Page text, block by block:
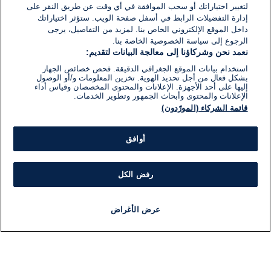
لتغيير اختياراتك أو سحب الموافقة في أي وقت عن طريق النقر على
إدارة التفضيلات الرابط في أسفل صفحة الويب. ستؤثر اختياراتك
داخل الموقع الإلكتروني الخاص بنا. لمزيد من التفاصيل، يرجى
الرجوع إلى سياسة الخصوصية الخاصة بنا.
نعمد نحن وشركاؤنا إلى معالجة البيانات لتقديم:
استخدام بيانات الموقع الجغرافي الدقيقة. فحص خصائص الجهاز
بشكل فعال من أجل تحديد الهوية. تخزين المعلومات و/أو الوصول
إليها على أحد الأجهزة. الإعلانات والمحتوى المخصصان وقياس أداء
الإعلانات والمحتوى وأبحاث الجمهور وتطوير الخدمات.
قائمة الشركاء (المورّدون)
أوافق
رفض الكل
عرض الأغراض